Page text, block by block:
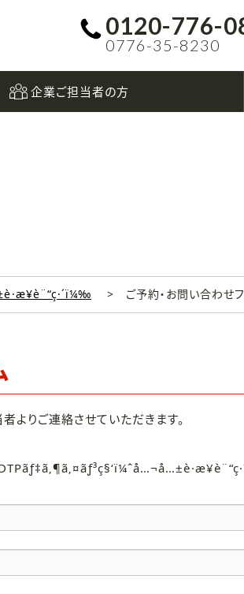
0120-776-
0776-35-8230
企業ご担当者の方
ご予約・お問い合わせ
よりご連絡させていただきます。